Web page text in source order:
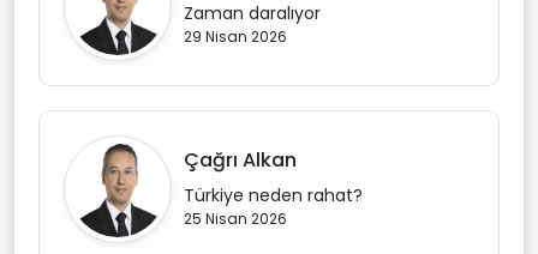
Zaman daralıyor
29 Nisan 2026
Çağrı Alkan
Türkiye neden rahat?
25 Nisan 2026